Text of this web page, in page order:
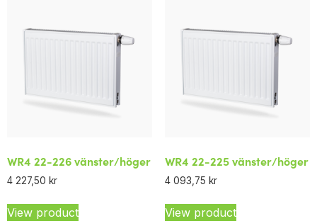
WR4 22-226 vänster/höger
4 227,50 kr
View product
WR4 22-225 vänster/höger
4 093,75 kr
View product